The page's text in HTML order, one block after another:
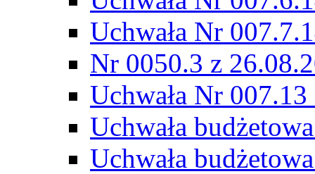
Uchwała Nr
Nr 0050.3 z
Uchwała Nr
Uchwała
Uchwała